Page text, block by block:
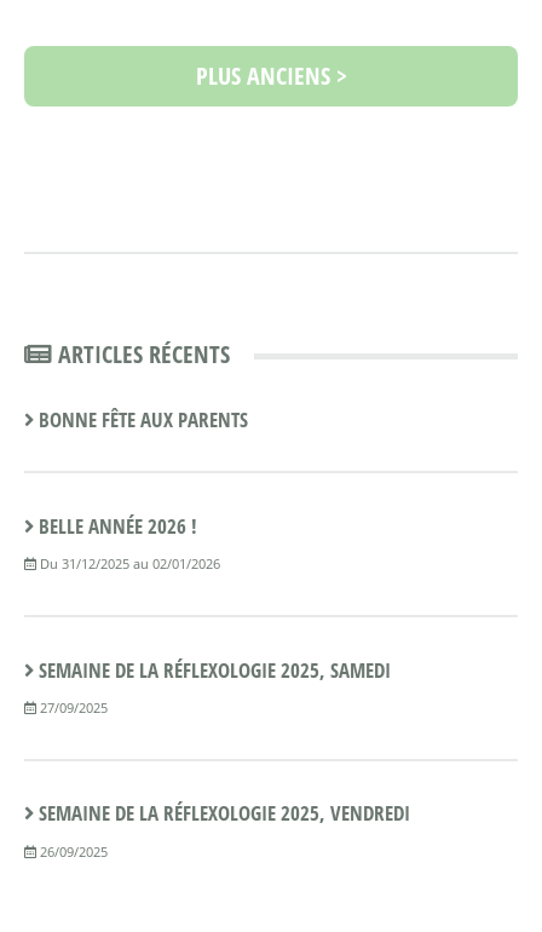
PLUS ANCIENS >
ARTICLES RÉCENTS
BONNE FÊTE AUX PARENTS
BELLE ANNÉE 2026 !
Du 31/12/2025 au 02/01/2026
SEMAINE DE LA RÉFLEXOLOGIE 2025, SAMEDI
27/09/2025
SEMAINE DE LA RÉFLEXOLOGIE 2025, VENDREDI
26/09/2025